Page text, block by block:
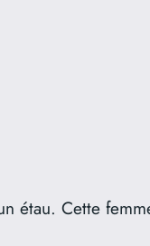
étau. Cette